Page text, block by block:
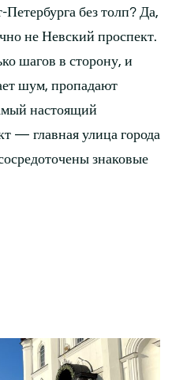
Петербурга без толп? Да,
не Невский проспект.
шагов в сторону, и
шум, пропадают
настоящий
— главная улица города
знаковые